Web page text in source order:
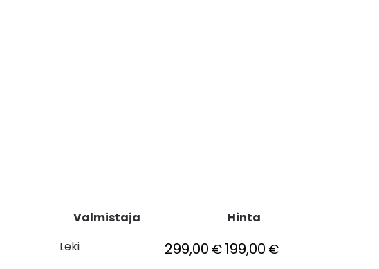
Valmistaja
Hinta
Leki 299,00 € 199,00 €